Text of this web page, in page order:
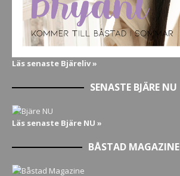
Läs senaste Bjäreliv »
SENASTE BJÄRE NU
Läs senaste Bjäre NU »
BÅSTAD MAGAZINE